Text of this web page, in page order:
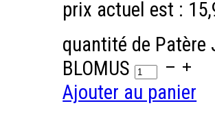
prix actuel est :
quantité de Patère
BLOMUS
Ajouter au panier